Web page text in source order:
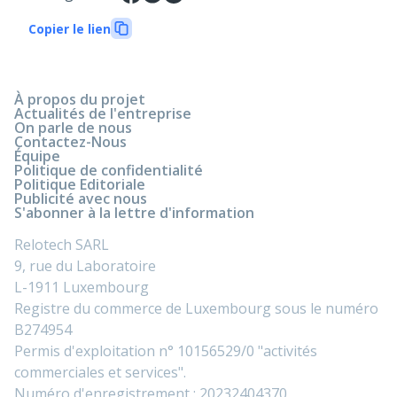
Copier le lien
À propos du projet
Actualités de l'entreprise
On parle de nous
Contactez-Nous
Équipe
Politique de confidentialité
Politique Editoriale
Publicité avec nous
S'abonner à la lettre d'information
Relotech SARL
9, rue du Laboratoire
L-1911 Luxembourg
Registre du commerce de Luxembourg sous le numéro
B274954
Permis d'exploitation n° 10156529/0 "activités
commerciales et services".